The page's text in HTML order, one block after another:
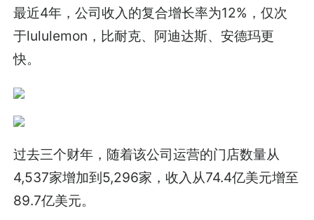
最近4年，公司收入的复合增长率为12%，仅次
于lululemon，比耐克、阿迪达斯、安德玛更
快。
过去三个财年，随着该公司运营的门店数量从
4,537家增加到5,296家，收入从74.4亿美元增至
89.7亿美元。